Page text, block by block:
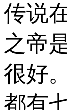
传说
之帝
很好
都有